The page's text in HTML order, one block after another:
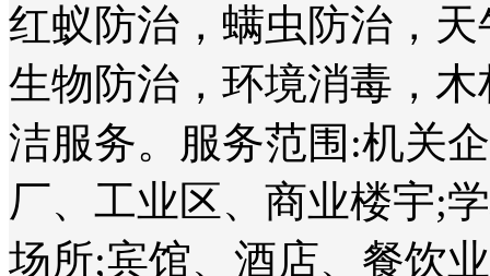
红蚁防治，螨虫防治，
生物防治，环境消毒，
洁服务。服务范围:机关
厂、工业区、商业楼宇;
场所;宾馆、酒店、餐饮